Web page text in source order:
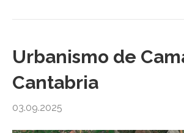
Urbanismo de
Cantabria
03.09.2025